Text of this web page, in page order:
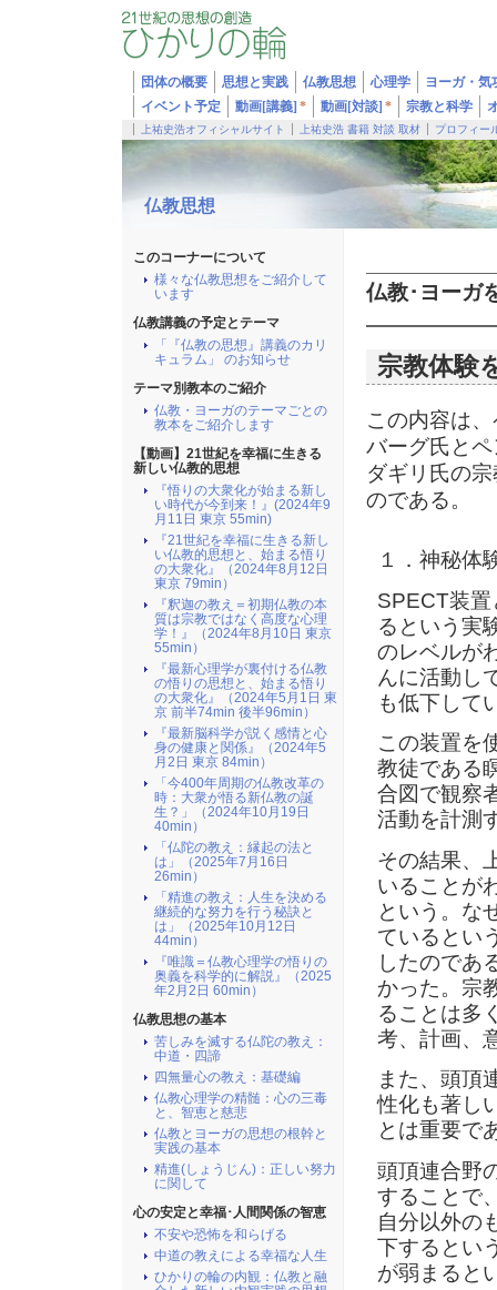
団体の概要 思想と実践 仏教思想 心理学
ヨーガ・気
イベント予定
動画[講義] * 動画[対談] * 宗教と科学
上祐史浩オフィシャルサイト 上祐史浩 書籍 対談 取材 プロフィー
仏教思想
仏教･ヨーガ
宗教体験
この内容は
バーグ氏と
ダギリ氏の
のである。
１．神秘体
SPECT装
るという実
のレベルが
んに活動し
も低下して
この装置を
教徒である
合図で観察
活動を計測
その結果、
いることが
という。な
ているとい
したのであ
かった。宗
ることは多
考、計画、
また、頭頂
性化も著し
とは重要で
頭頂連合野
することで
自分以外の
下するとい
が弱まると
このコーナーについて
様々な仏教思想をご紹介して
います
仏教講義の予定とテーマ
「『仏教の思想』講義のカリ
キュラム」 のお知らせ
テーマ別教本のご紹介
仏教・ヨーガのテーマごとの
教本をご紹介します
【動画】21世紀を幸福に生きる
新しい仏教的思想
『悟りの大衆化が始まる新し
い時代が今到来！』(2024年9
月11日 東京 55min)
『21世紀を幸福に生きる新し
い仏教的思想と、始まる悟り
の大衆化』（2024年8月12日
東京 79min）
『釈迦の教え＝初期仏教の本
質は宗教ではなく高度な心理
学！』（2024年8月10日 東京
55min）
『最新心理学が裏付ける仏教
の悟りの思想と、始まる悟り
の大衆化』（2024年5月1日 東
京 前半74min 後半96min）
『最新脳科学が説く感情と心
身の健康と関係』（2024年5
月2日 東京 84min）
「今400年周期の仏教改革の
時：大衆が悟る新仏教の誕
生？」（2024年10月19日
40min）
「仏陀の教え：縁起の法と
は」（2025年7月16日
26min）
「精進の教え：人生を決める
継続的な努力を行う秘訣と
は」（2025年10月12日
44min）
『唯識＝仏教心理学の悟りの
奥義を科学的に解説』（2025
年2月2日 60min）
仏教思想の基本
苦しみを滅する仏陀の教え：
中道・四諦
四無量心の教え：基礎編
仏教心理学の精髄：心の三毒
と、智恵と慈悲
仏教とヨーガの思想の根幹と
実践の基本
精進(しょうじん)：正しい努力
に関して
心の安定と幸福･人間関係の智恵
不安や恐怖を和らげる
中道の教えによる幸福な人生
ひかりの輪の内観：仏教と融